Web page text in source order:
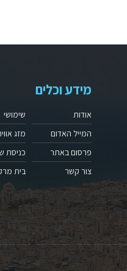
מידע וכלים
אודות
המייל האדום
פרסום באתר
צור קשר
שימושי
מזג
כניסת
בית